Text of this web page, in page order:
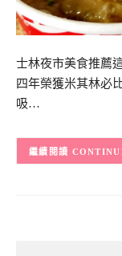
士林夜市美食推薦
四年榮獲米其林必
吸…